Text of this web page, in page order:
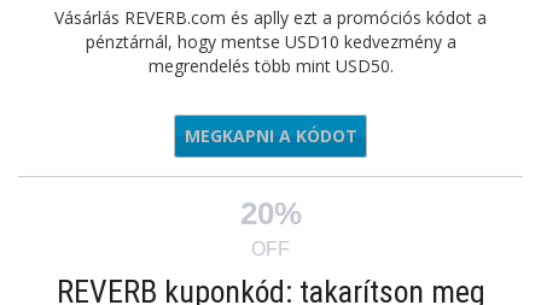
Vásárlás REVERB.com és aplly ezt a promóciós kódot a
pénztárnál, hogy mentse USD10 kedvezmény a
megrendelés több mint USD50.
10OFF50
MEGKAPNI A KÓDOT
20%
OFF
REVERB kuponkód: takarítson meg